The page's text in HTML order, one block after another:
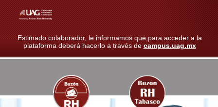
Estimado colaborador, le informamos que para acceder a la
plataforma deberá hacerlo a través de campus.uag.mx